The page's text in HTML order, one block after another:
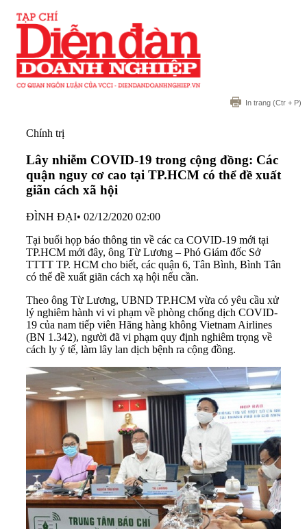
In trang (Ctr + P)
Chính trị
Lây nhiễm COVID-19 trong cộng đồng: Các
quận nguy cơ cao tại TP.HCM có thể đề xuất
giãn cách xã hội
ĐÌNH ĐẠI• 02/12/2020 02:00
Tại buổi họp báo thông tin về các ca COVID-19 mới tại
TP.HCM mới đây, ông Từ Lương – Phó Giám đốc Sở
TTTT TP. HCM cho biết, các quận 6, Tân Bình, Bình Tân
có thể đề xuất giãn cách xạ hội nếu cần.
Theo ông Từ Lương, UBND TP.HCM vừa có yêu cầu xử
lý nghiêm hành vi vi phạm về phòng chống dịch COVID-
19 của nam tiếp viên Hãng hàng không Vietnam Airlines
(BN 1.342), người đã vi phạm quy định nghiêm trọng về
cách ly ý tế, làm lây lan dịch bệnh ra cộng đồng.